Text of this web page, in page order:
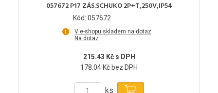
057672 P17 ZÁS.SCHUKO 2P+T,250V,IP54
Kód: 057672
V e-shopu skladem na dotaz
Na dotaz
215.43 Kč s DPH
178.04 Kč bez DPH
ks